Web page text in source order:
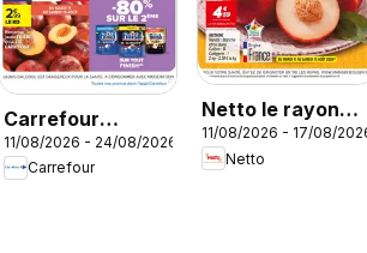
Carrefour
Produits laitiers
& végétaux
11/08/2026 - 24/08/2026
Carrefour
Netto le rayon
frais à prix bas
11/08/2026 - 17/08/
Netto